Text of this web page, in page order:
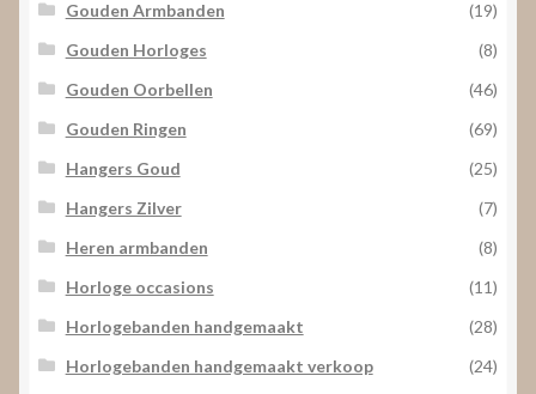
Gouden Armbanden
(19)
Gouden Horloges
(8)
Gouden Oorbellen
(46)
Gouden Ringen
(69)
Hangers Goud
(25)
Hangers Zilver
(7)
Heren armbanden
(8)
Horloge occasions
(11)
Horlogebanden handgemaakt
(28)
Horlogebanden handgemaakt verkoop
(24)